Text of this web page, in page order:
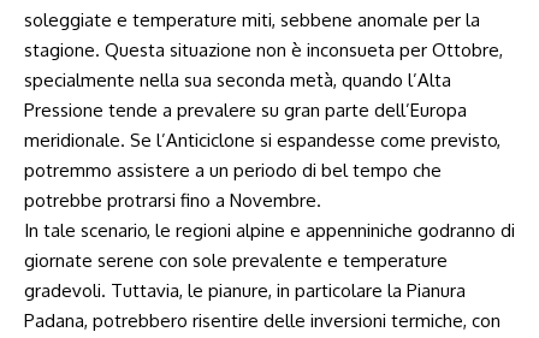
soleggiate e ‍temperature miti, sebbene anomale per la
stagione.⁢ Questa situazione non è inconsueta per Ottobre,
specialmente nella sua seconda metà, quando l’Alta
Pressione ⁤tende a prevalere su gran parte dell’Europa
meridionale. Se l’Anticiclone si​ espandesse come previsto,
potremmo assistere‍ a⁣ un periodo di bel tempo che
⁣potrebbe protrarsi ⁢fino ⁢a Novembre.
In tale scenario, le⁣ regioni alpine ⁤e appenniniche godranno di​
giornate serene con‍ sole prevalente e temperature
gradevoli. Tuttavia, le pianure, in particolare la Pianura
Padana, potrebbero risentire delle inversioni⁢ termiche, con